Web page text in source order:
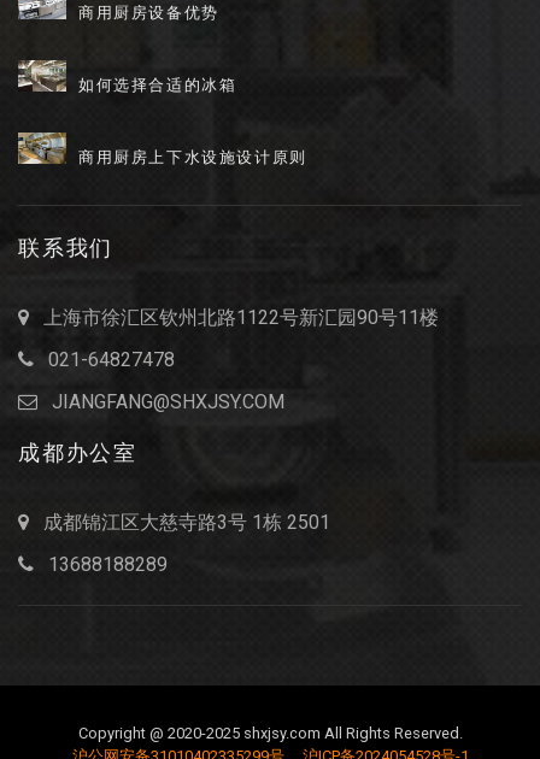
商用厨房设备优势
如何选择合适的冰箱
商用厨房上下水设施设计原则
联系我们
上海市徐汇区钦州北路1122号新汇园90号11楼
021-64827478
JIANGFANG@SHXJSY.COM
成都办公室
成都锦江区大慈寺路3号 1栋 2501
13688188289
Copyright @ 2020-2025 shxjsy.com All Rights Reserved.